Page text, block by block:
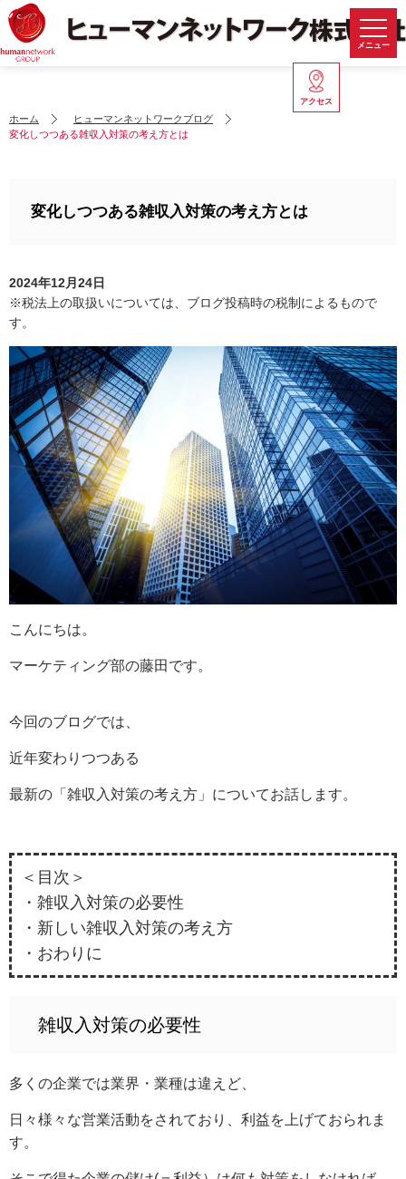
メニュー
アクセス
ホーム
ヒューマンネットワークブログ
変化しつつある雑収入対策の考え方とは
変化しつつある雑収入対策の考え方とは
2024年12月24日
※税法上の取扱いについては、ブログ投稿時の税制によるもので
す。
こんにちは。
マーケティング部の藤田です。
今回のブログでは、
近年変わりつつある
最新の「雑収入対策の考え方」についてお話します。
＜目次＞
・雑収入対策の必要性
・新しい雑収入対策の考え方
・おわりに
雑収入対策の必要性
多くの企業では業界・業種は違えど、
日々様々な営業活動をされており、利益を上げておられま
す。